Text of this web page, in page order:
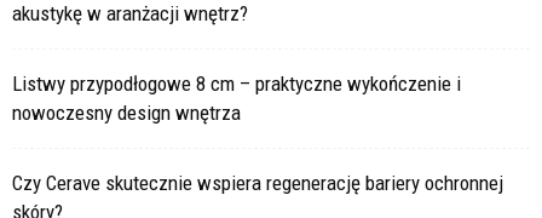
akustykę w aranżacji wnętrz?
Listwy przypodłogowe 8 cm – praktyczne wykończenie i
nowoczesny design wnętrza
Czy Cerave skutecznie wspiera regenerację bariery ochronnej
skóry?